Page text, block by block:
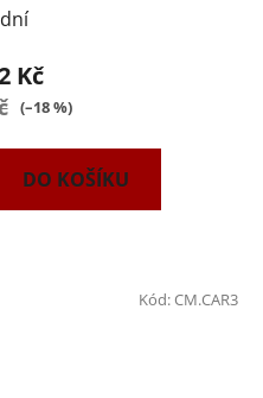
Kč
(–18 %)
DO KOŠÍKU
Kód:CM.CAR3